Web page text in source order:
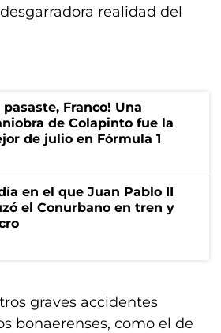
realidad del
pasaste, Franco! Una
de Colapinto fue la
de julio en Fórmula 1
en el que Juan Pablo II
el Conurbano en tren y
graves accidentes
bonaerenses, como el de